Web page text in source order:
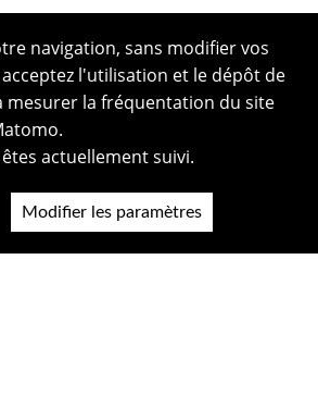
navigation, sans modifier vos
l'utilisation et le dépôt de
mesurer la fréquentation du site
actuellement suivi.
Modifier les paramètres